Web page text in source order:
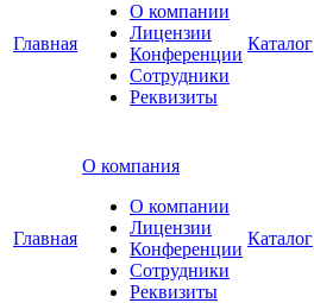
Главная
О компании
Лицензии
Конференции
Сотрудники
Реквизиты
Каталог
Главная
О компания
О компании
Лицензии
Конференции
Сотрудники
Реквизиты
Каталог